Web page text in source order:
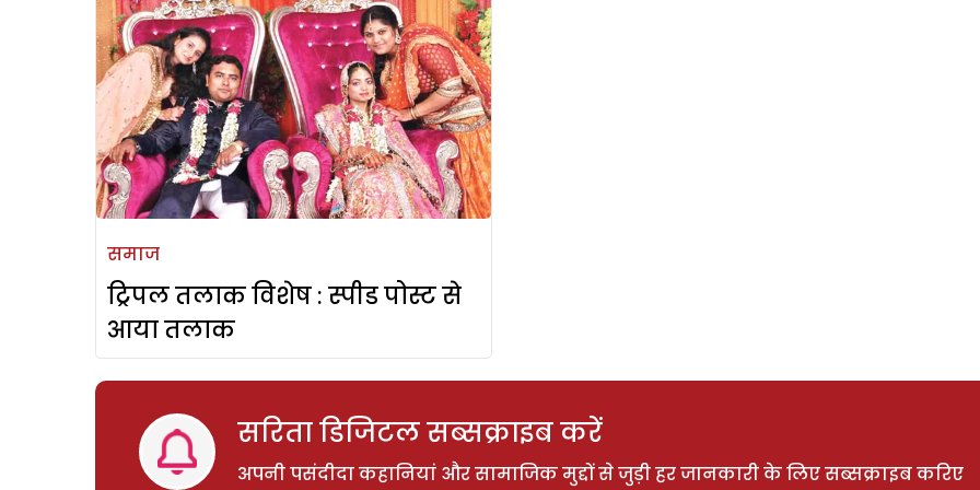
समाज
ट्रिपल तलाक विशेष : स्पीड पोस्ट से
आया तलाक
सरिता डिजिटल सब्सक्राइब करें
अपनी पसंदीदा कहानियां और सामाजिक मुद्दों से जुड़ी हर जानकारी के लिए सब्सक्राइब करिए